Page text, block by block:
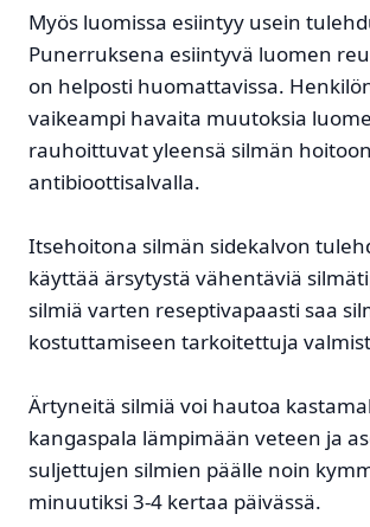
Myös luomissa esiintyy usein
Punerruksena esiintyvä luomen
on helposti huomattavissa.
vaikeampi havaita muutoksia
rauhoittuvat yleensä silmän
antibioottisalvalla.
Itsehoitona silmän sidekalvon
käyttää ärsytystä vähentäviä
silmiä varten reseptivapaasti saa
kostuttamiseen tarkoitettuja
Ärtyneitä silmiä voi hautoa
kangaspala lämpimään veteen ja
suljettujen silmien päälle noin
minuutiksi 3-4 kertaa päivässä.